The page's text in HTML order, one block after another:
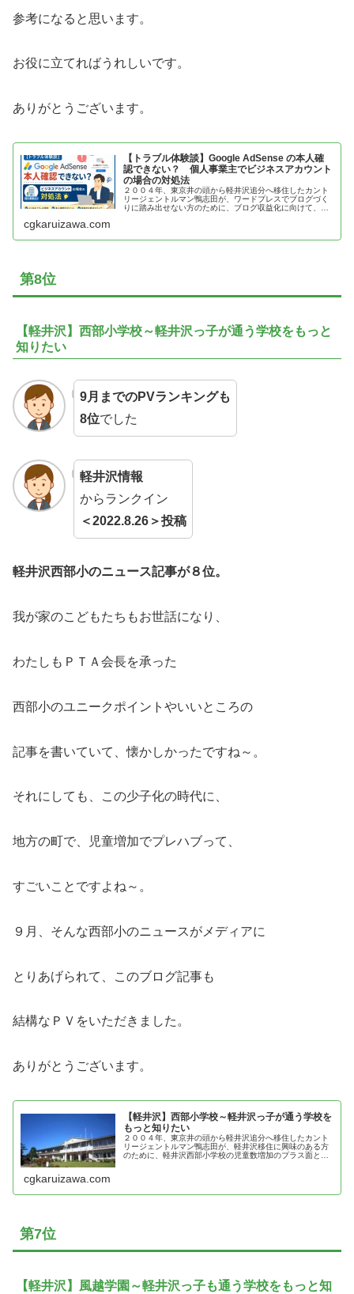
参考になると思います。
お役に立てればうれしいです。
ありがとうございます。
【トラブル体験談】Google AdSense の本人確
認できない？ 個人事業主でビジネスアカウント
の場合の対処法
２００４年、東京井の頭から軽井沢追分へ移住したカント
リージェントルマン鴨志田が、ワードプレスでブログづく
りに踏み出せない方のために、ブログ収益化に向けて、
cgkaruizawa.com
第8位
【軽井沢】西部小学校～軽井沢っ子が通う学校をもっと
知りたい
9月までのPVランキングも
8位でした
軽井沢情報
からランクイン
＜2022.8.26＞投稿
軽井沢西部小のニュース記事が８位。
我が家のこどもたちもお世話になり、
わたしもＰＴＡ会長を承った
西部小のユニークポイントやいいところの
記事を書いていて、懐かしかったですね～。
それにしても、この少子化の時代に、
地方の町で、児童増加でプレハブって、
すごいことですよね～。
９月、そんな西部小のニュースがメディアに
とりあげられて、このブログ記事も
結構なＰＶをいただきました。
ありがとうございます。
【軽井沢】西部小学校～軽井沢っ子が通う学校を
もっと知りたい
２００４年、東京井の頭から軽井沢追分へ移住したカント
リージェントルマン鴨志田が、軽井沢移住に興味のある方
のために、軽井沢西部小学校の児童数増加のプラス面とマ
cgkaruizawa.com
第7位
【軽井沢】風越学園～軽井沢っ子も通う学校をもっと知